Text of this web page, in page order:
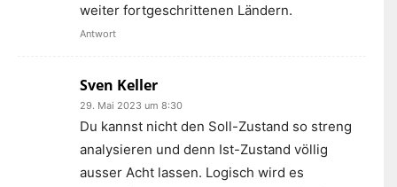
weiter fortgeschrittenen Ländern.
Antwort
Sven Keller
29. Mai 2023 um 8:30
Du kannst nicht den Soll-Zustand so streng
analysieren und denn Ist-Zustand völlig
ausser Acht lassen. Logisch wird es